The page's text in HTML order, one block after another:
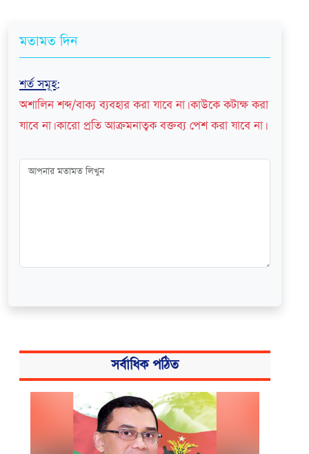
মতামত দিন
শর্ত সমূহ:
অশালিন শব্দ/বাক্য ব্যবহার করা যাবে না। কাউকে কটাক্ষ করা
যাবে না। কারো প্রতি আক্রমনাত্বক বক্তব্য পেশ করা যাবে না।
সর্বাধিক পঠিত